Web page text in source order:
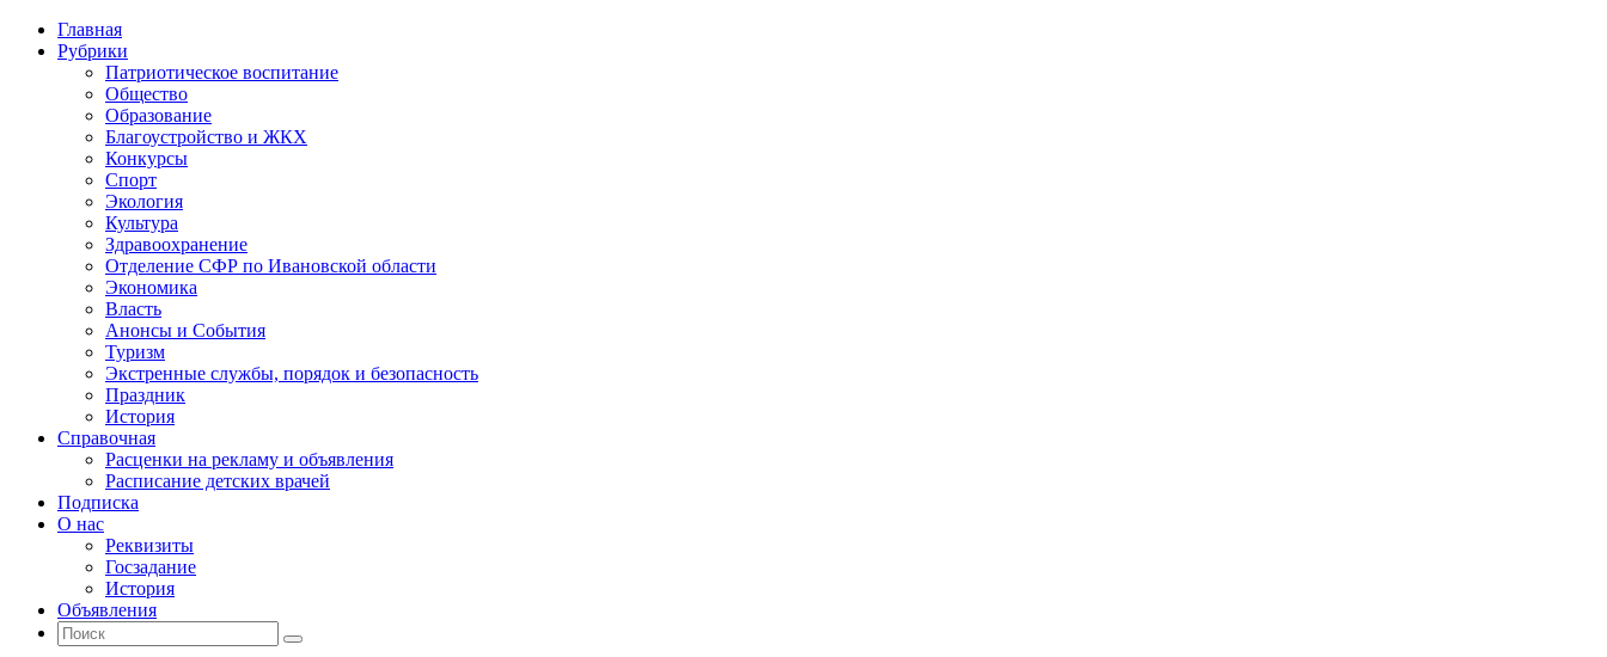
Главная
Рубрики
Патриотическое воспитание
Общество
Образование
Благоустройство и ЖКХ
Конкурсы
Спорт
Экология
Культура
Здравоохранение
Отделение СФР по Ивановской области
Экономика
Власть
Анонсы и События
Туризм
Экстренные службы, порядок и безопасность
Праздник
История
Справочная
Расценки на рекламу и объявления
Расписание детских врачей
Подписка
О нас
Реквизиты
Госзадание
История
Объявления
Поиск
Искать:
Поиск